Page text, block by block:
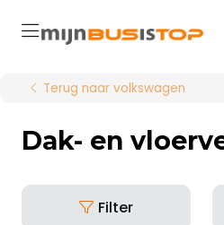
Terug naar volkswagen
Dak- en
Filter